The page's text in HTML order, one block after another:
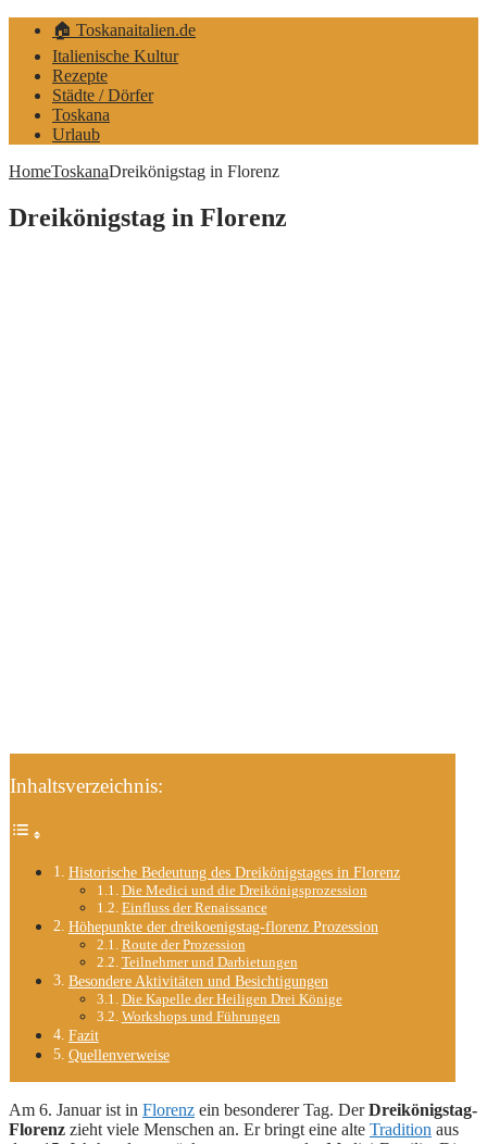
🏠 Toskanaitalien.de
Italienische Kultur
Rezepte
Städte / Dörfer
Toskana
Urlaub
HomeToskanaDreikönigstag in Florenz
Dreikönigstag in Florenz
Inhaltsverzeichnis:
Historische Bedeutung des Dreikönigstages in Florenz
Die Medici und die Dreikönigsprozession
Einfluss der Renaissance
Höhepunkte der dreikoenigstag-florenz Prozession
Route der Prozession
Teilnehmer und Darbietungen
Besondere Aktivitäten und Besichtigungen
Die Kapelle der Heiligen Drei Könige
Workshops und Führungen
Fazit
Quellenverweise
Am 6. Januar ist in Florenz ein besonderer Tag. DerDreikönigstag-
Florenz zieht viele Menschen an. Er bringt eine alte Tradition aus